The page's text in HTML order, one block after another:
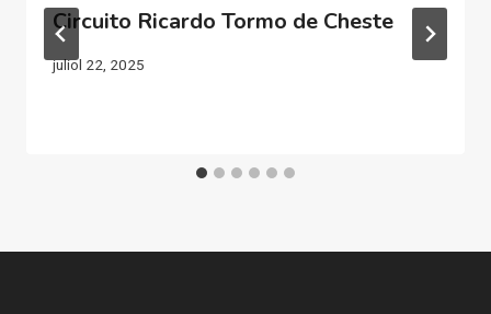
Circuito Ricardo Tormo de Cheste
juliol 22, 2025